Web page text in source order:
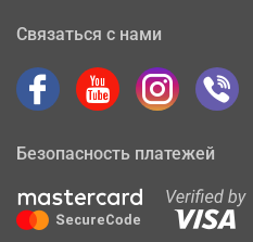
Связаться с нами
Безопасность платежей